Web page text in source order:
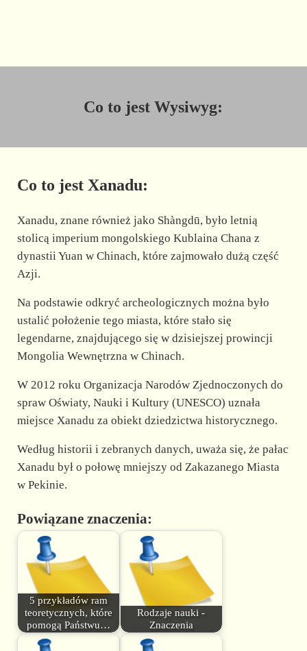
Co to jest Wysiwyg:
Co to jest Xanadu:
Xanadu, znane również jako Shàngdū, było letnią
stolicą imperium mongolskiego Kublaina Chana z
dynastii Yuan w Chinach, które zajmowało dużą część
Azji.
Na podstawie odkryć archeologicznych można było
ustalić położenie tego miasta, które stało się
legendarne, znajdującego się w dzisiejszej prowincji
Mongolia Wewnętrzna w Chinach.
W 2012 roku Organizacja Narodów Zjednoczonych do
spraw Oświaty, Nauki i Kultury (UNESCO) uznała
miejsce Xanadu za obiekt dziedzictwa historycznego.
Według historii i zebranych danych, uważa się, że pałac
Xanadu był o połowę mniejszy od Zakazanego Miasta
w Pekinie.
Powiązane znaczenia:
5 przykładów ram
teoretycznych, które
pomogą Państwu…
Rodzaje nauki -
Znaczenia